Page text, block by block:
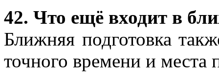
42. Что ещё входит в
Ближняя подготовка
точного времени и места